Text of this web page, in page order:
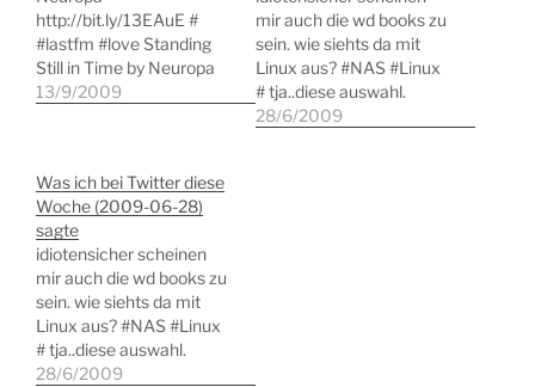
http://bit.ly/13EAuE #
#lastfm #love Standing
Still in Time by Neuropa
http://bit.ly/Zb049 # so #
mindmap für ein neues
buchkonzept...könnte
spannend sein # hach ja #
tja # @paulinepauline ich
weiss schon, warum ich…
13/9/2009
mir auch die wd books zu
sein. wie siehts da mit
Linux aus? #NAS #Linux
# tja..diese auswahl.
thema NAS: raidsonic icy
28/6/2009
Was ich bei Twitter diese
Woche (2009-06-28)
sagte
idiotensicher scheinen
mir auch die wd books zu
sein. wie siehts da mit
Linux aus? #NAS #Linux
# tja..diese auswahl.
thema NAS: raidsonic icy
28/6/2009